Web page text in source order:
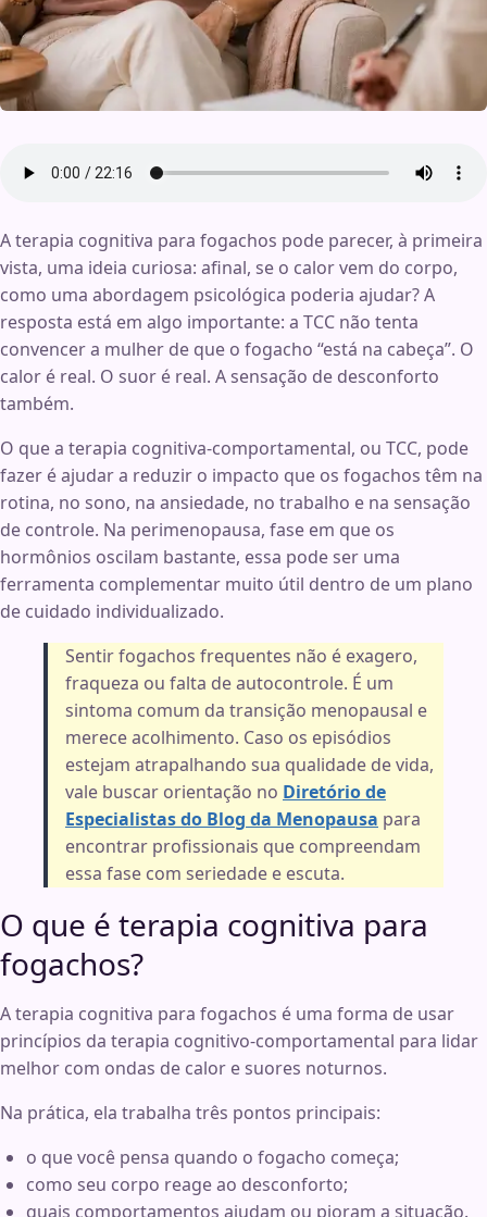
A terapia cognitiva para fogachos pode parecer, à primeira
vista, uma ideia curiosa: afinal, se o calor vem do corpo,
como uma abordagem psicológica poderia ajudar? A
resposta está em algo importante: a TCC não tenta
convencer a mulher de que o fogacho “está na cabeça”. O
calor é real. O suor é real. A sensação de desconforto
também.
O que a terapia cognitiva-comportamental, ou TCC, pode
fazer é ajudar a reduzir o impacto que os fogachos têm na
rotina, no sono, na ansiedade, no trabalho e na sensação
de controle. Na perimenopausa, fase em que os
hormônios oscilam bastante, essa pode ser uma
ferramenta complementar muito útil dentro de um plano
de cuidado individualizado.
Sentir fogachos frequentes não é exagero,
fraqueza ou falta de autocontrole. É um
sintoma comum da transição menopausal e
merece acolhimento. Caso os episódios
estejam atrapalhando sua qualidade de vida,
vale buscar orientação no Diretório de
Especialistas do Blog da Menopausa para
encontrar profissionais que compreendam
essa fase com seriedade e escuta.
O que é terapia cognitiva para
fogachos?
A terapia cognitiva para fogachos é uma forma de usar
princípios da terapia cognitivo-comportamental para lidar
melhor com ondas de calor e suores noturnos.
Na prática, ela trabalha três pontos principais:
o que você pensa quando o fogacho começa;
como seu corpo reage ao desconforto;
quais comportamentos ajudam ou pioram a situação.